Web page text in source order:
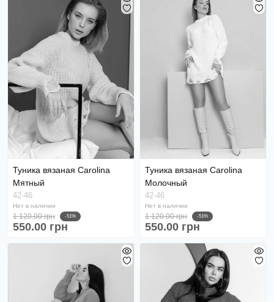
Туника вязаная Carolina
Мятный
42-46
Нет в наличии
1 120.00 грн -51%
550.00 грн
Туника вязаная Carolina
Молочный
42-46
Нет в наличии
1 120.00 грн -51%
550.00 грн